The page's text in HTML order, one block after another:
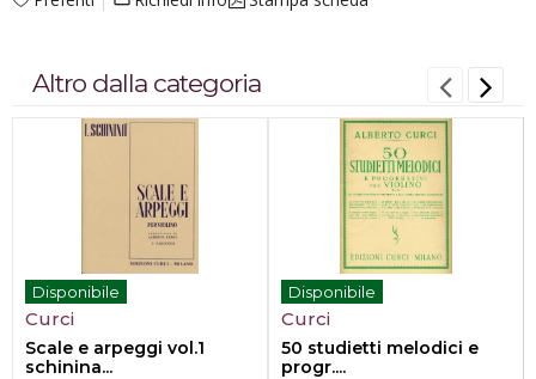
Altro dalla categoria
Disponibile
Curci
Scale e arpeggi vol.1
schinina...
Disponibile
Curci
50 studietti melodici e
progr....